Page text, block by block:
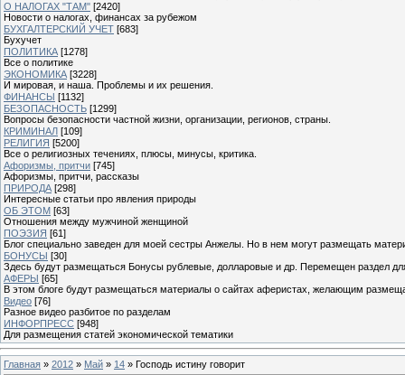
О НАЛОГАХ "ТАМ" [2420]
Новости о налогах, финансах за рубежом
БУХГАЛТЕРСКИЙ УЧЕТ [683]
Бухучет
ПОЛИТИКА [1278]
Все о политике
ЭКОНОМИКА [3228]
И мировая, и наша. Проблемы и их решения.
ФИНАНСЫ [1132]
БЕЗОПАСНОСТЬ [1299]
Вопросы безопасности частной жизни, организации, регионов, страны.
КРИМИНАЛ [109]
РЕЛИГИЯ [5200]
Все о религиозных течениях, плюсы, минусы, критика.
Афоризмы, притчи [745]
Афоризмы, притчи, рассказы
ПРИРОДА [298]
Интересные статьи про явления природы
ОБ ЭТОМ [63]
Отношения между мужчиной женщиной
ПОЭЗИЯ [61]
Блог специально заведен для моей сестры Анжелы. Но в нем могут размещать
БОНУСЫ [30]
Здесь будут размещаться Бонусы рублевые, долларовые и др. Перемещен раздел
АФЕРЫ [65]
В этом блоге будут размещаться материалы о сайтах аферистах, желающим
Видео [76]
Разное видео разбитое по разделам
ИНФОРПРЕСС [948]
Для размещения статей экономической тематики
Главная » 2012 » Май » 14 » Господь истину говорит